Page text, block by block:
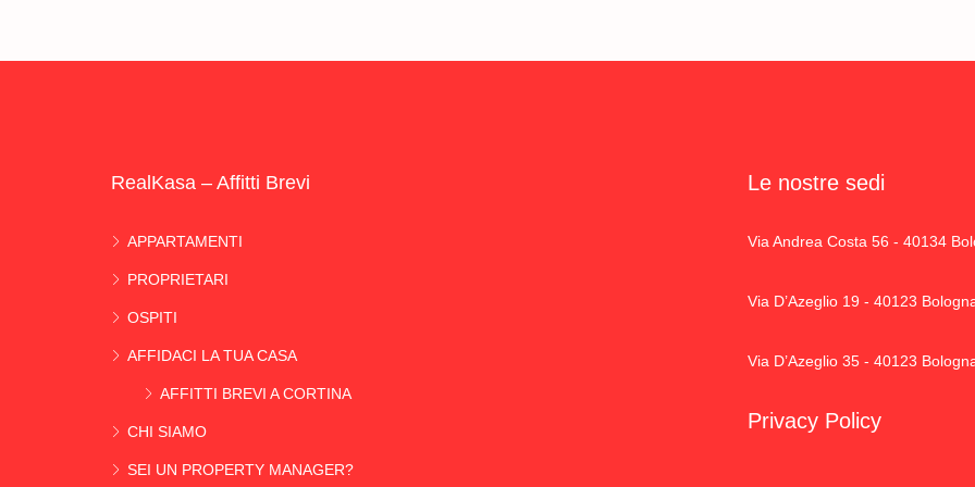
RealKasa – Affitti Brevi
APPARTAMENTI
PROPRIETARI
OSPITI
AFFIDACI LA TUA CASA
AFFITTI BREVI A CORTINA
CHI SIAMO
SEI UN PROPERTY MANAGER?
Le nostre sedi
Via Andrea Costa 56 - 40134
Via D’Azeglio 19 - 40123
Via D’Azeglio 35 - 40123
Privacy Policy